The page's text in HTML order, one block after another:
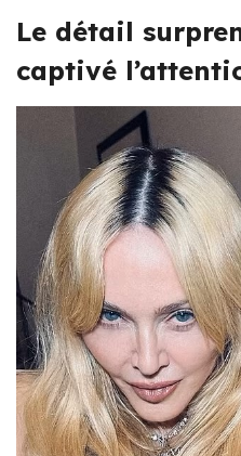
Le détail
captivé